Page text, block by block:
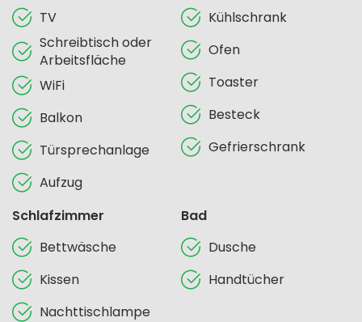
TV
Schreibtisch oder
Arbeitsfläche
WiFi
Balkon
Türsprechanlage
Aufzug
Kühlschrank
Ofen
Toaster
Besteck
Gefrierschrank
Schlafzimmer
Bettwäsche
Kissen
Nachttischlampe
Bad
Dusche
Handtücher